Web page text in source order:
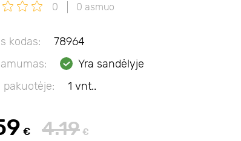
0 0 asmuo
kodas:
78964
Yra sandėlyje
pakuotėje:
1 vnt..
€ 4.19 €